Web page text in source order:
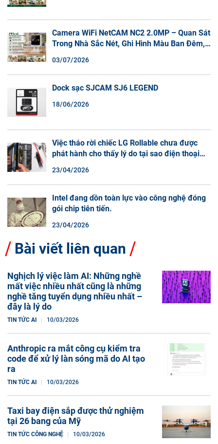
Camera WiFi NetCAM NC2 2.0MP – Quan Sát
Trong Nhà Sắc Nét, Ghi Hình Màu Ban Đêm,
03/07/2026
Dock sạc SJCAM SJ6 LEGEND
18/06/2026
Việc tháo rời chiếc LG Rollable chưa được
phát hành cho thấy lý do tại sao điện thoại
23/04/2026
Intel đang dồn toàn lực vào công nghệ đóng
gói chip tiên tiến.
23/04/2026
Bài viết liên quan
Nghịch lý việc làm AI: Những nghề
mất việc nhiều nhất cũng là những
nghề tăng tuyển dụng nhiều nhất –
đây là lý do
TIN TỨC AI 10/03/2026
Anthropic ra mắt công cụ kiểm tra
code để xử lý làn sóng mã do AI tạo
ra
TIN TỨC AI 10/03/2026
Taxi bay điện sắp được thử nghiệm
tại 26 bang của Mỹ
TIN TỨC CÔNG NGHỆ 10/03/2026